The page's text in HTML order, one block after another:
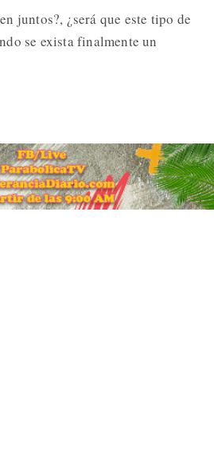
juntos?, ¿será que este tipo de
se exista finalmente un